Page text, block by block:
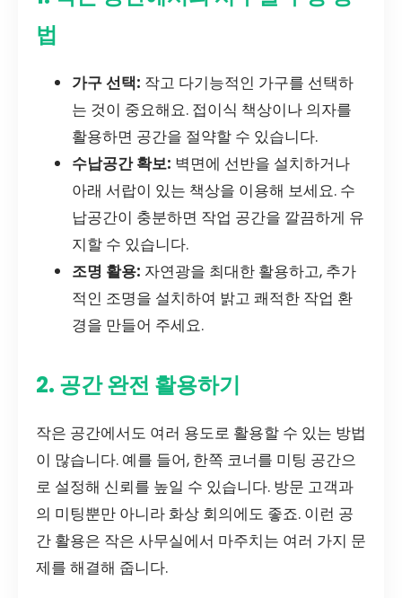
법
가구 선택: 작고 다기능적인 가구를 선택하
는 것이 중요해요. 접이식 책상이나 의자를
활용하면 공간을 절약할 수 있습니다.
수납공간 확보: 벽면에 선반을 설치하거나
아래 서랍이 있는 책상을 이용해 보세요. 수
납공간이 충분하면 작업 공간을 깔끔하게 유
지할 수 있습니다.
조명 활용: 자연광을 최대한 활용하고, 추가
적인 조명을 설치하여 밝고 쾌적한 작업 환
경을 만들어 주세요.
2. 공간 완전 활용하기
작은 공간에서도 여러 용도로 활용할 수 있는 방법
이 많습니다. 예를 들어, 한쪽 코너를 미팅 공간으
로 설정해 신뢰를 높일 수 있습니다. 방문 고객과
의 미팅뿐만 아니라 화상 회의에도 좋죠. 이런 공
간 활용은 작은 사무실에서 마주치는 여러 가지 문
제를 해결해 줍니다.